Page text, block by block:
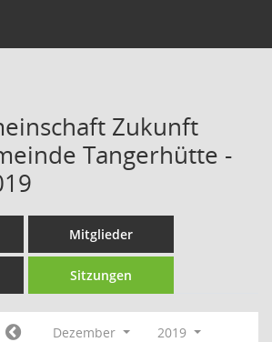
Zukunft
Tangerhütte -
Mitglieder
Sitzungen
Dezember
2019